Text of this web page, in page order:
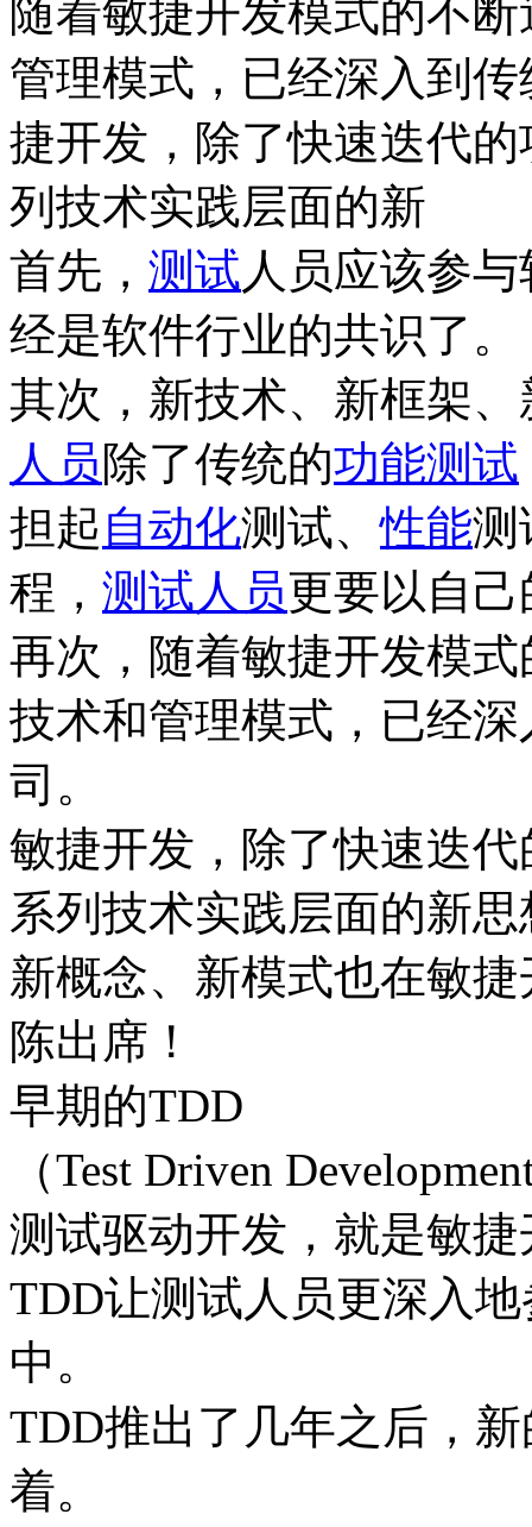
随着敏捷开发模式的不
管理模式，已经深入到
捷开发，除了快速迭代
列技术实践层面的新
首先， 测试人员应该参
经是软件行业的共识了。
其次，新技术、新框架
人员除了传统的功能测试
担起 自动化测试、性能测
程， 测试人员更要以自
再次，随着敏捷开发模
技术和管理模式，已经
司。
敏捷开发，除了快速迭代
系列技术实践层面的新
新概念、新模式也在敏
陈出席！
早期的TDD
（Test Driven
测试驱动开发，就是敏
TDD让测试人员更深入
中。
TDD推出了几年之后，
着。